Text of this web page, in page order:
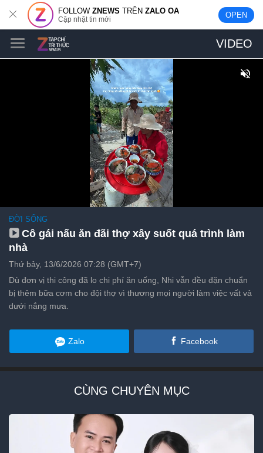
FOLLOWZNEWS TRÊNZALO OA
Cập nhật tin mới OPEN
VIDEO
ĐỜI SỐNG
Cô gái nấu ăn đãi thợ xây suốt quá trình làm
nhà
Thứ bảy, 13/6/2026 07:28 (GMT+7)
Dù đơn vị thi công đã lo chi phí ăn uống, Nhi vẫn đều đặn chuẩn
bị thêm bữa cơm cho đội thợ vì thương mọi người làm việc vất vả
dưới nắng mưa.
Zalo Facebook